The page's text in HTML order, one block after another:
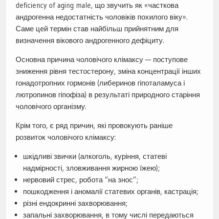
deficiency of aging male, що звучить як «часткова
андрогенна недостатність чоловіків похилого віку».
Саме цей термін став найбільш прийнятним для
визначення вікового андрогенного дефіциту.
Основна причина чоловічого клімаксу — поступове
зниження рівня тестостерону, зміна концентрації інших
гонадотропних гормонів (либеринов гіпоталамуса і
лютропинов гіпофіза) в результаті природного старіння
чоловічого організму.
Крім того, є ряд причин, які провокують раніше
розвиток чоловічого клімаксу:
шкідливі звички (алкоголь, куріння, статеві
надмірності, зловживання жирною їжею);
нервовий стрес, робота “на знос”;
пошкодження і аномалії статевих органів, кастрація;
різні ендокринні захворювання;
запальні захворювання, в тому числі передаються